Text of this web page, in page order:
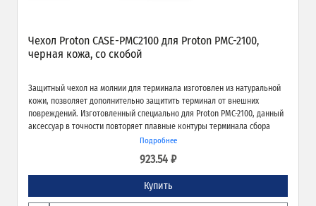
Чехол Proton CASE-PMC2100 для Proton PMC-2100,
черная кожа, со скобой
Защитный чехол на молнии для терминала изготовлен из натуральной
кожи, позволяет дополнительно защитить терминал от внешних
повреждений. Изготовленный специально для Proton PMC-2100, данный
аксессуар в точности повторяет плавные контуры терминала сбора
данных. Внизу чехол оснащен специальным отворотным элементом,
не вынимая терминал из чехла.
Подробнее
923.54 ₽
Купить